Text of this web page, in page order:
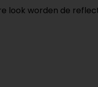
look worden de